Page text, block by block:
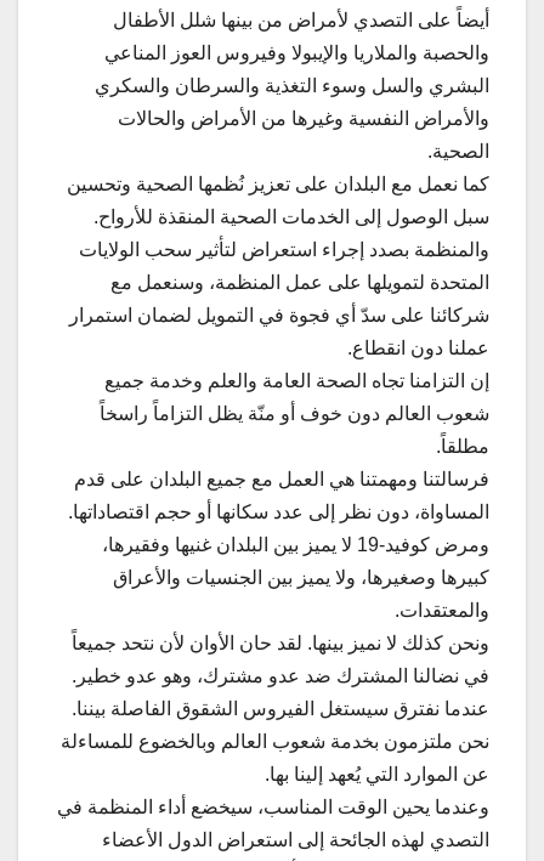
أيضاً على التصدي لأمراض من بينها شلل الأطفال
والحصبة والملاريا والإيبولا وفيروس العوز المناعي
البشري والسل وسوء التغذية والسرطان والسكري
والأمراض النفسية وغيرها من الأمراض والحالات
الصحية.
كما نعمل مع البلدان على تعزيز نُظمها الصحية وتحسين
سبل الوصول إلى الخدمات الصحية المنقذة للأرواح.
والمنظمة بصدد إجراء استعراض لتأثير سحب الولايات
المتحدة لتمويلها على عمل المنظمة، وسنعمل مع
شركائنا على سدّ أي فجوة في التمويل لضمان استمرار
عملنا دون انقطاع.
إن التزامنا تجاه الصحة العامة والعلم وخدمة جميع
شعوب العالم دون خوف أو منّة يظل التزاماً راسخاً
مطلقاً.
فرسالتنا ومهمتنا هي العمل مع جميع البلدان على قدم
المساواة، دون نظر إلى عدد سكانها أو حجم اقتصاداتها.
ومرض كوفيد-19 لا يميز بين البلدان غنيها وفقيرها،
كبيرها وصغيرها، ولا يميز بين الجنسيات والأعراق
والمعتقدات.
ونحن كذلك لا نميز بينها. لقد حان الأوان لأن نتحد جميعاً
في نضالنا المشترك ضد عدو مشترك، وهو عدو خطير.
عندما نفترق سيستغل الفيروس الشقوق الفاصلة بيننا.
نحن ملتزمون بخدمة شعوب العالم وبالخضوع للمساءلة
عن الموارد التي يُعهد إلينا بها.
وعندما يحين الوقت المناسب، سيخضع أداء المنظمة في
التصدي لهذه الجائحة إلى استعراض الدول الأعضاء